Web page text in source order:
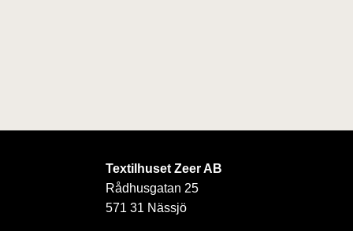
Textilhuset Zeer AB
Rådhusgatan 25
571 31 Nässjö